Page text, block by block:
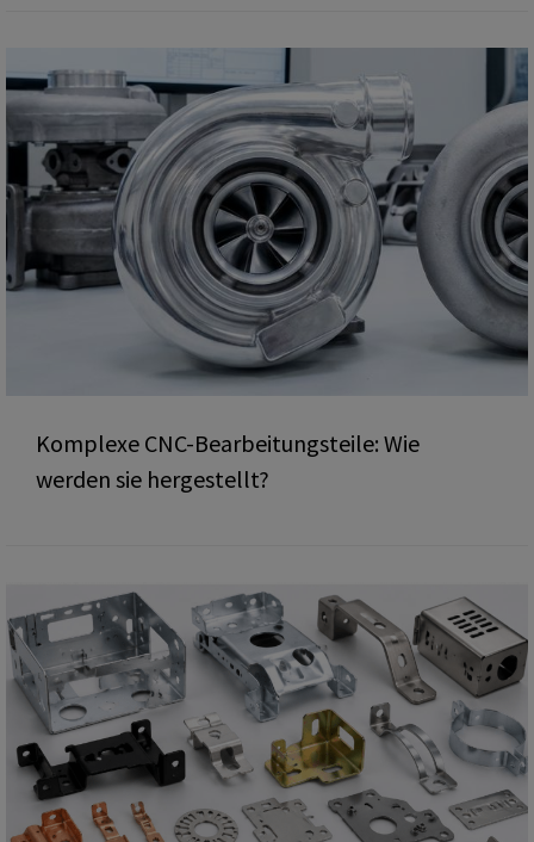
Komplexe CNC-Bearbeitungsteile: Wie
werden sie hergestellt?